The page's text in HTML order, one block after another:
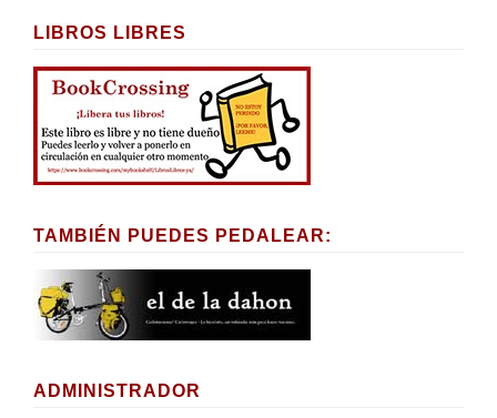
LIBROS LIBRES
TAMBIÉN PUEDES PEDALEAR:
ADMINISTRADOR